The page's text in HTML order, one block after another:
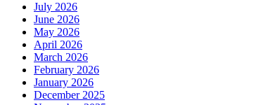
July 2026
June 2026
May 2026
April 2026
March 2026
February 2026
January 2026
December 2025